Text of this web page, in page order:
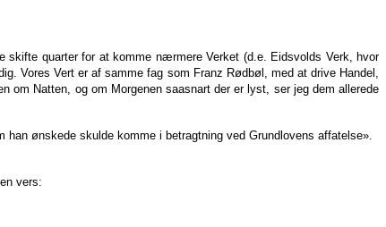
quarter for at komme nærmere Verket (d.e. Eidsvolds Verk, hvor
Vores Vert er af samme fag som Franz Rødbøl, med at drive Handel,
Natten, og om Morgenen saasnart der er lyst, ser jeg dem allerede
ønskede skulde komme i betragtning ved Grundlovens affatelse».
vers: